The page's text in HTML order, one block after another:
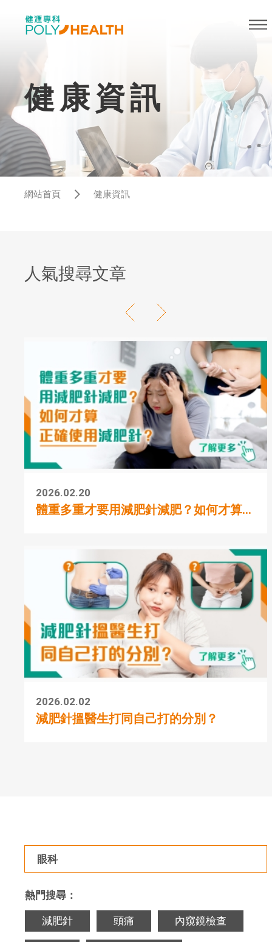
健康資訊
網站首頁 健康資訊
人氣搜尋文章
2026.02.20
體重多重才要用減肥針減肥？如何才算...
2026.02.02
減肥針搵醫生打同自己打的分別？
眼科
熱門搜尋：
減肥針 頭痛 內窺鏡檢查